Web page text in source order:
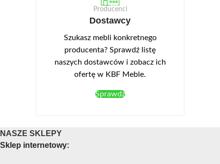
Producenci
Dostawcy
Szukasz mebli konkretnego
producenta? Sprawdź listę
naszych dostawców i zobacz ich
ofertę w KBF Meble.
Sprawdź
NASZE SKLEPY
Sklep internetowy: